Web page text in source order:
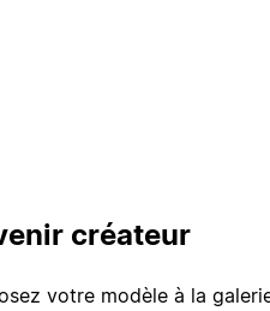
créateur
votre modèle à la